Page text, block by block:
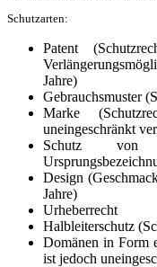
Schutzarten:
Patent
Jahre)
Gebrauchsmuster
Marke
uneingeschränkt
Schutz von
Design
Jahre)
Urheberrecht
Halbleiterschutz
Domänen in Form
ist jedoch